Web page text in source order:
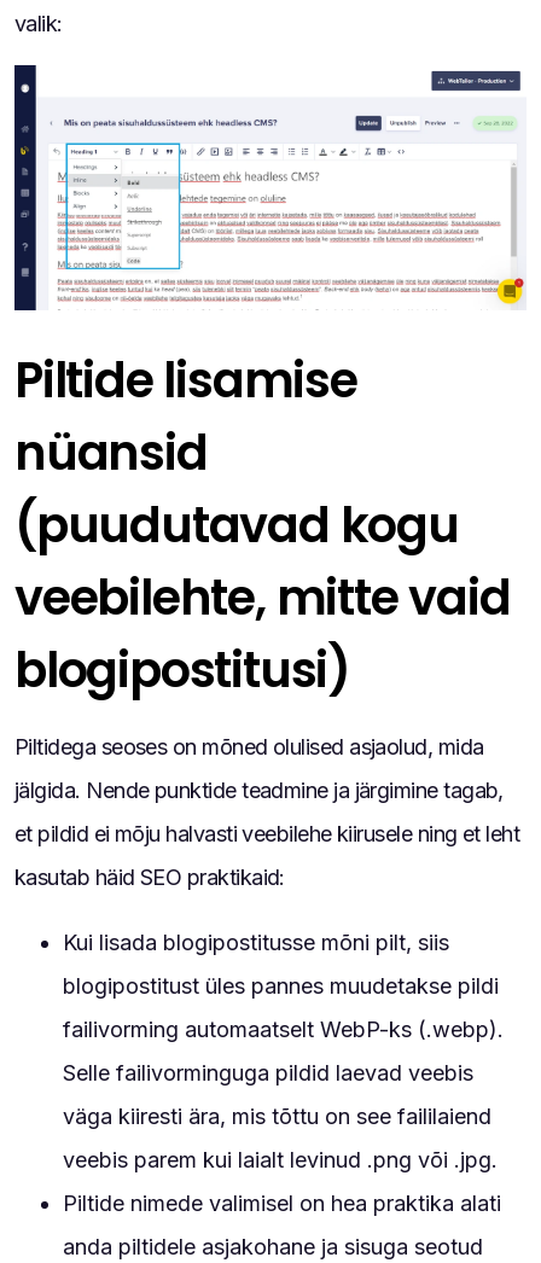
valik:
Piltide lisamise
nüansid
(puudutavad kogu
veebilehte, mitte vaid
blogipostitusi)
Piltidega seoses on mõned olulised asjaolud, mida
jälgida. Nende punktide teadmine ja järgimine tagab,
et pildid ei mõju halvasti veebilehe kiirusele ning et leht
kasutab häid SEO praktikaid:
Kui lisada blogipostitusse mõni pilt, siis
blogipostitust üles pannes muudetakse pildi
failivorming automaatselt WebP-ks (.webp).
Selle failivorminguga pildid laevad veebis
väga kiiresti ära, mis tõttu on see faililaiend
veebis parem kui laialt levinud .png või .jpg.
Piltide nimede valimisel on hea praktika alati
anda piltidele asjakohane ja sisuga seotud